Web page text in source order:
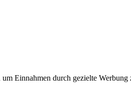
Einnahmen durch gezielte